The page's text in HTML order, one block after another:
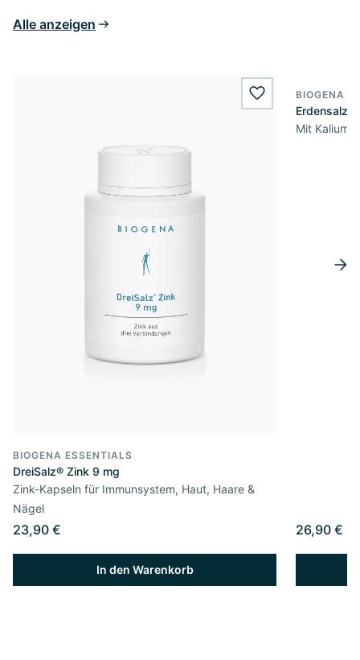
Alle anzeigen
wishlist.add
BIOGENA ESSENTIALS
DreiSalz® Zink 9 mg
Zink-Kapseln für Immunsystem, Haut, Haare &
Nägel
23,90 €
In den Warenkorb
BIOGENA
Erdensalz®
Mit Kalium,
26,90 €